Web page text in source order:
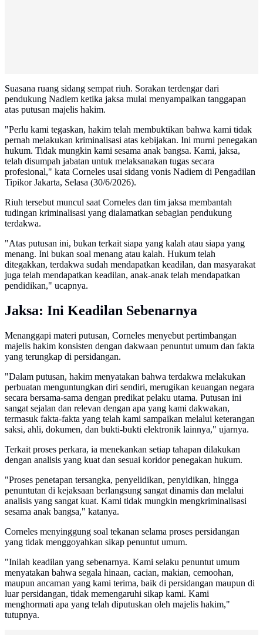
Suasana ruang sidang sempat riuh. Sorakan terdengar dari
pendukung Nadiem ketika jaksa mulai menyampaikan tanggapan
atas putusan majelis hakim.
"Perlu kami tegaskan, hakim telah membuktikan bahwa kami tidak
pernah melakukan kriminalisasi atas kebijakan. Ini murni penegakan
hukum. Tidak mungkin kami sesama anak bangsa. Kami, jaksa,
telah disumpah jabatan untuk melaksanakan tugas secara
profesional," kata Corneles usai sidang vonis Nadiem di Pengadilan
Tipikor Jakarta, Selasa (30/6/2026).
Riuh tersebut muncul saat Corneles dan tim jaksa membantah
tudingan kriminalisasi yang dialamatkan sebagian pendukung
terdakwa.
"Atas putusan ini, bukan terkait siapa yang kalah atau siapa yang
menang. Ini bukan soal menang atau kalah. Hukum telah
ditegakkan, terdakwa sudah mendapatkan keadilan, dan masyarakat
juga telah mendapatkan keadilan, anak-anak telah mendapatkan
pendidikan," ucapnya.
Jaksa: Ini Keadilan Sebenarnya
Menanggapi materi putusan, Corneles menyebut pertimbangan
majelis hakim konsisten dengan dakwaan penuntut umum dan fakta
yang terungkap di persidangan.
"Dalam putusan, hakim menyatakan bahwa terdakwa melakukan
perbuatan menguntungkan diri sendiri, merugikan keuangan negara
secara bersama-sama dengan predikat pelaku utama. Putusan ini
sangat sejalan dan relevan dengan apa yang kami dakwakan,
termasuk fakta-fakta yang telah kami sampaikan melalui keterangan
saksi, ahli, dokumen, dan bukti-bukti elektronik lainnya," ujarnya.
Terkait proses perkara, ia menekankan setiap tahapan dilakukan
dengan analisis yang kuat dan sesuai koridor penegakan hukum.
"Proses penetapan tersangka, penyelidikan, penyidikan, hingga
penuntutan di kejaksaan berlangsung sangat dinamis dan melalui
analisis yang sangat kuat. Kami tidak mungkin mengkriminalisasi
sesama anak bangsa," katanya.
Corneles menyinggung soal tekanan selama proses persidangan
yang tidak menggoyahkan sikap penuntut umum.
"Inilah keadilan yang sebenarnya. Kami selaku penuntut umum
menyatakan bahwa segala hinaan, cacian, makian, cemoohan,
maupun ancaman yang kami terima, baik di persidangan maupun di
luar persidangan, tidak memengaruhi sikap kami. Kami
menghormati apa yang telah diputuskan oleh majelis hakim,"
tutupnya.